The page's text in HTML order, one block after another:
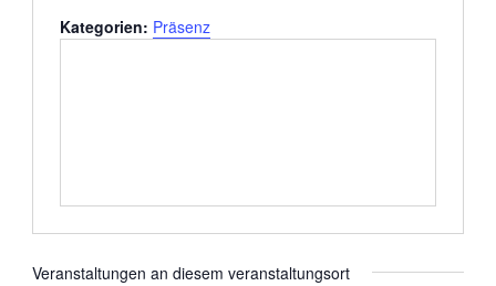
Kategorien: Präsenz
Veranstaltungen an diesem veranstaltungsort